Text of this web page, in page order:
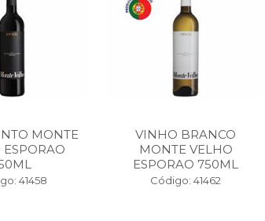
MONTE
41458
VINHO BRANCO
MONTE VELHO
ESPORAO 750ML
Código: 41462